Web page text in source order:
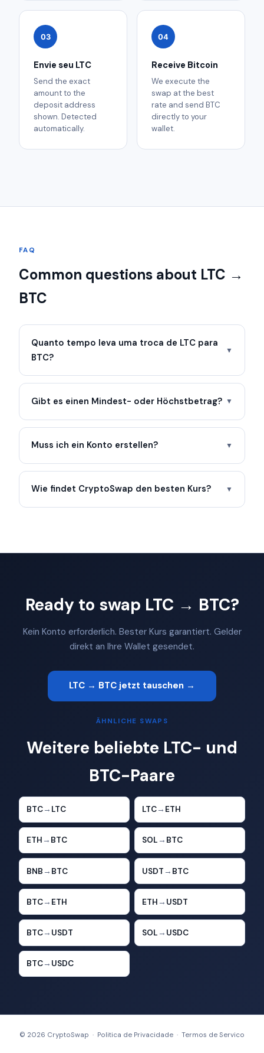
03
Envie seu LTC
Send the exact
amount to the
deposit address
shown. Detected
automatically.
04
Receive Bitcoin
We execute the
swap at the best
rate and send BTC
directly to your
wallet.
FAQ
Common questions about LTC →
BTC
Quanto tempo leva uma troca de LTC para
BTC?
▼
Gibt es einen Mindest- oder Höchstbetrag? ▼
Muss ich ein Konto erstellen? ▼
Wie findet CryptoSwap den besten Kurs? ▼
Ready to swap LTC → BTC?
Kein Konto erforderlich. Bester Kurs garantiert. Gelder
direkt an Ihre Wallet gesendet.
LTC → BTC jetzt tauschen →
ÄHNLICHE SWAPS
Weitere beliebte LTC- und
BTC-Paare
BTC→ LTC LTC→ ETH
ETH → BTC SOL → BTC
BNB → BTC USDT → BTC
BTC→ ETH ETH → USDT
BTC→ USDT SOL → USDC
BTC→ USDC
© 2026 CryptoSwap · Politica de Privacidade · Termos de Servico